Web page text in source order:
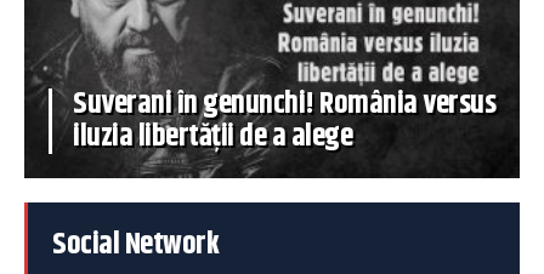
Suverani în genunchi! România versus
iluzia libertății de a alege
Social Network